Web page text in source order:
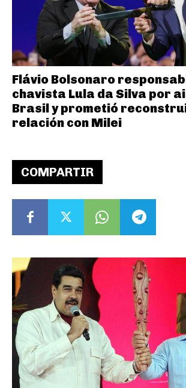
COMPARTIR
Flávio Bolsonaro
chavista Lula da Silva por
Brasil y prometió
relación con Milei